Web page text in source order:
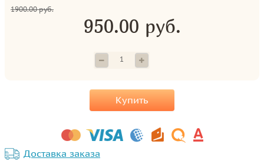
1900.00 руб.
950.00 руб.
Купить
Доставка заказа